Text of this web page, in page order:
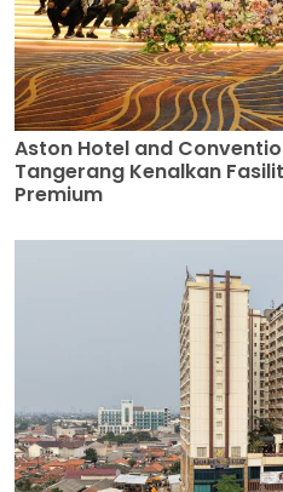
Aston Hotel and
Tangerang Kenalkan
Premium